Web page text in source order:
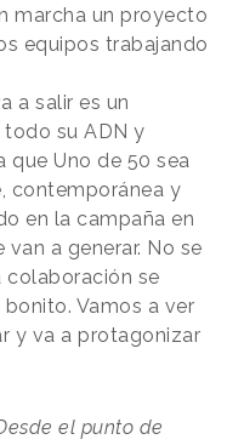
marcha un proyecto
equipos trabajando
a salir es un
su ADN y
que Uno de 50 sea
contemporánea y
en la campaña en
a generar. No se
colaboración se
Vamos a ver
y va a protagonizar
el punto de